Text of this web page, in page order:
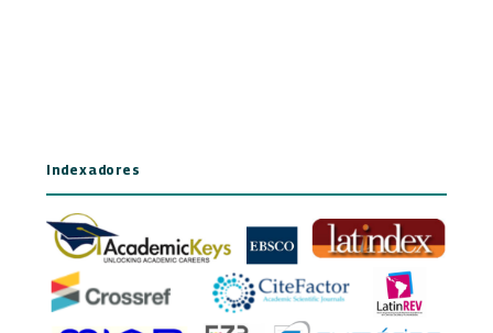
Indexadores